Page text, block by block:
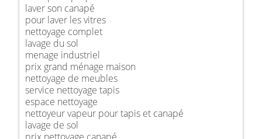
laver son canapé
pour laver les vitres
nettoyage complet
lavage du sol
menage industriel
prix grand ménage maison
nettoyage de meubles
service nettoyage tapis
espace nettoyage
nettoyeur vapeur pour tapis et canapé
lavage de sol
prix nettoyage canapé